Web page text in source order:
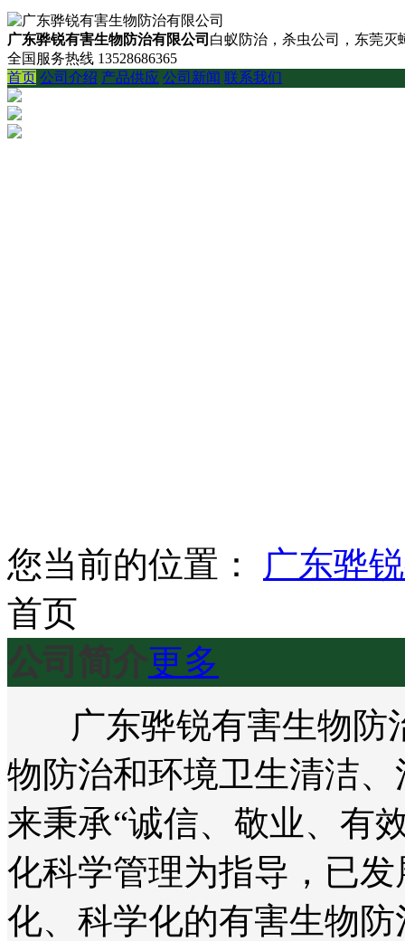
广东骅锐有害生物防治有限公司 白蚁防治，杀虫公司，东莞灭
全国服务热线 13528686365
首页 公司介绍 产品供应 公司新闻 联系我们
您当前的位置：
广东骅
首页
公司简介更多
广东骅锐有害生物防
物防治和环境卫生清洁
来秉承“诚信、敬业、有
化科学管理为指导，已
化、科学化的有害生物